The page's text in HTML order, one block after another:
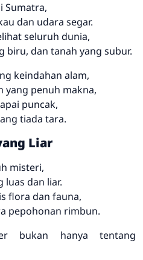
Sumatra,
dan udara segar.
seluruh dunia,
biru, dan tanah yang subur.
keindahan alam,
yang penuh makna,
puncak,
tiada tara.
Liar
misteri,
luas dan liar.
flora dan fauna,
pepohonan rimbun.
bukan hanya tentang